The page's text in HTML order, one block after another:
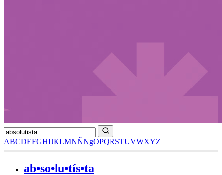
ABCDEFGHIJKLMNÑNgOPQRSTUVWXYZ
ab•so•lu•tís•ta